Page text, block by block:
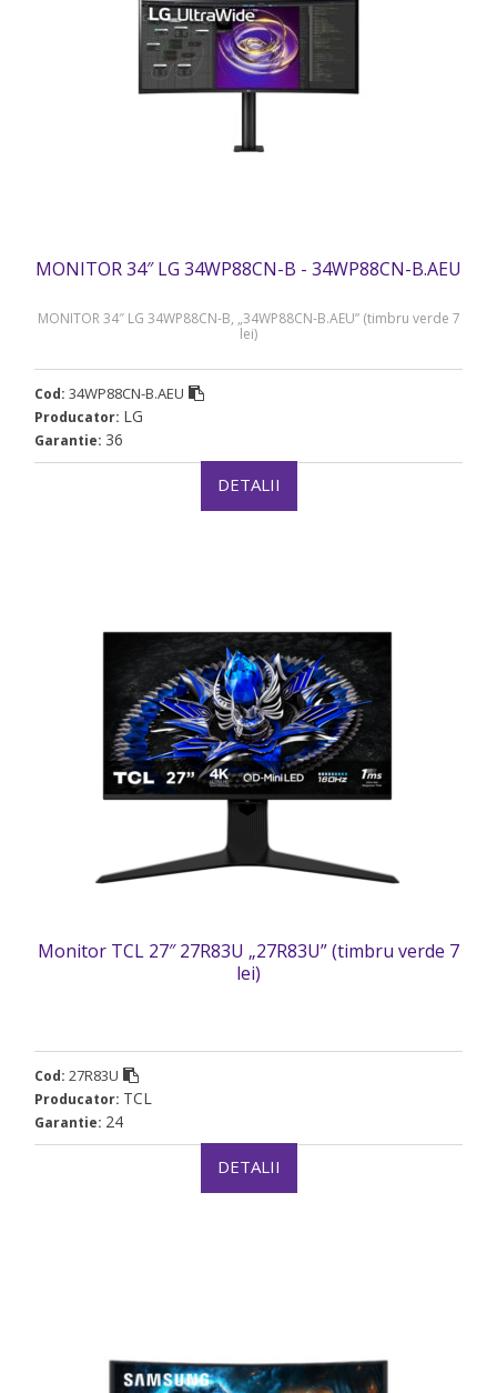
MONITOR 34″ LG 34WP88CN-B - 34WP88CN-B.AEU
MONITOR 34″ LG 34WP88CN-B, „34WP88CN-B.AEU” (timbru verde 7
lei)
Cod: 34WP88CN-B.AEU
Producator: LG
Garantie: 36
DETALII
Monitor TCL 27″ 27R83U „27R83U” (timbru verde 7
lei)
Cod: 27R83U
Producator: TCL
Garantie: 24
DETALII